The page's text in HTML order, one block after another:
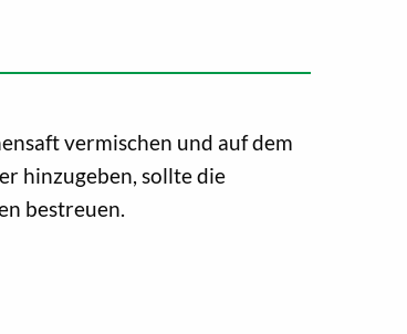
vermischen und auf dem
hinzugeben, sollte die
bestreuen.